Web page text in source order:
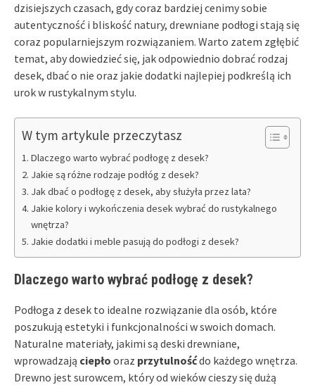
dzisiejszych czasach, gdy coraz bardziej cenimy sobie
autentyczność i bliskość natury, drewniane podłogi stają się
coraz popularniejszym rozwiązaniem. Warto zatem zgłębić
temat, aby dowiedzieć się, jak odpowiednio dobrać rodzaj
desek, dbać o nie oraz jakie dodatki najlepiej podkreślą ich
urok w rustykalnym stylu.
W tym artykule przeczytasz
Dlaczego warto wybrać podłogę z desek?
Jakie są różne rodzaje podłóg z desek?
Jak dbać o podłogę z desek, aby służyła przez lata?
Jakie kolory i wykończenia desek wybrać do rustykalnego
wnętrza?
Jakie dodatki i meble pasują do podłogi z desek?
Dlaczego warto wybrać podłogę z desek?
Podłoga z desek to idealne rozwiązanie dla osób, które
poszukują estetyki i funkcjonalności w swoich domach.
Naturalne materiały, jakimi są deski drewniane,
wprowadzają ciepło oraz przytulnośćdo każdego wnętrza.
Drewno jest surowcem, który od wieków cieszy się dużą